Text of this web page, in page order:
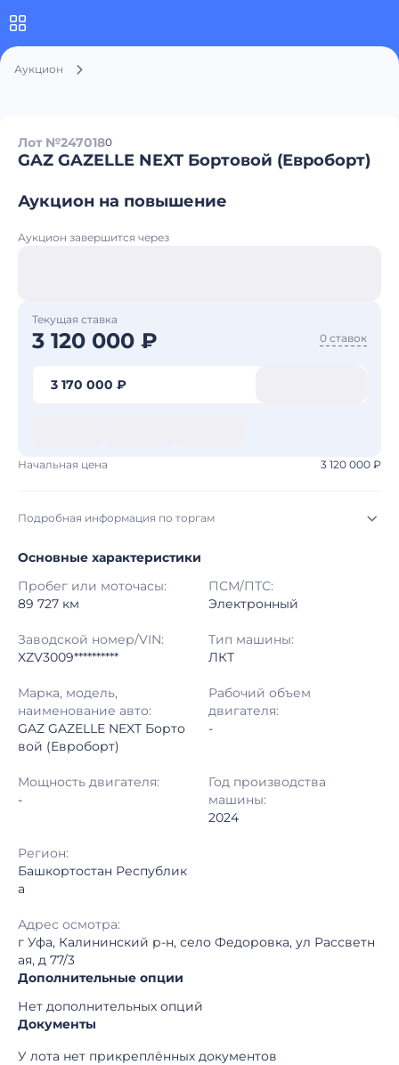
Аукцион
Лот №2470180
GAZ GAZELLE NEXT Бортовой (Евроборт)
Аукцион на повышение
Аукцион завершится через
Текущая ставка
3 120 000 ₽ 0 ставок
3 170 000 ₽
Начальная цена 3 120 000 ₽
Подробная информация по торгам
Начало торгов: 03.08.2026, 10:18 МСК
Конец торгов: 10.08.2026, 10:18 МСК
Тип аукциона: Открытые торги
Шаг торгов: 50 000 ₽
Кол-во ставок:
Регион: Башкортостан Республика
Основные характеристики
Пробег или моточасы:
89 727 км
ПСМ/ПТС:
Электронный
Заводской номер/VIN:
XZV3009**********
Тип машины:
ЛКТ
Марка, модель,
наименование авто:
GAZ GAZELLE NEXT Борто
вой (Евроборт)
Рабочий объем
двигателя:
-
Мощность двигателя:
-
Год производства
машины:
2024
Регион:
Башкортостан Республик
а
Адрес осмотра:
г Уфа, Калининский р-н, село Федоровка, ул Рассветн
ая, д 77/3
Дополнительные опции
Нет дополнительных опций
Документы
У лота нет прикреплённых документов